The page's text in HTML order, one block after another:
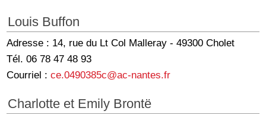
Louis Buffon
Adresse : 14, rue du Lt Col Malleray - 49300 Cholet
Tél. 06 78 47 48 93
Courriel :ce.0490385c@ac-nantes.fr
Charlotte et Emily Brontë